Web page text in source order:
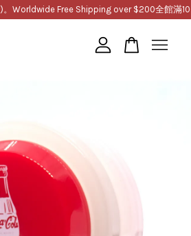
Worldwide Free Shipping over $200全館滿